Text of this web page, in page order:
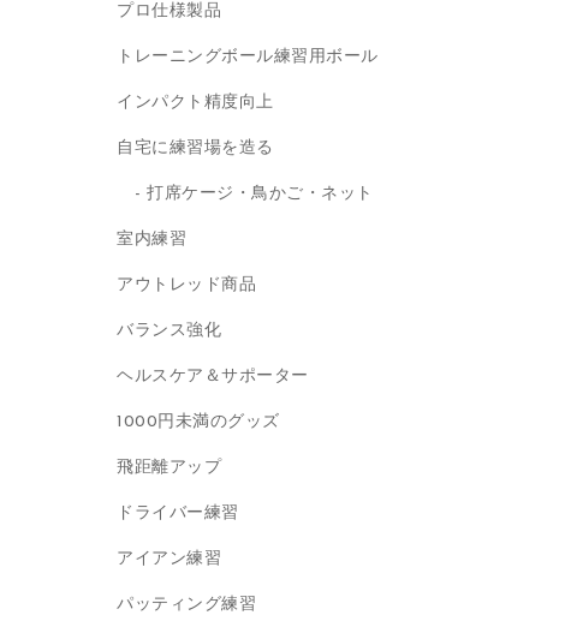
プロ仕様製品
トレーニングボール練習用ボール
インパクト精度向上
自宅に練習場を造る
打席ケージ・鳥かご・ネット
室内練習
アウトレッド商品
バランス強化
ヘルスケア＆サポーター
1000円未満のグッズ
飛距離アップ
ドライバー練習
アイアン練習
パッティング練習